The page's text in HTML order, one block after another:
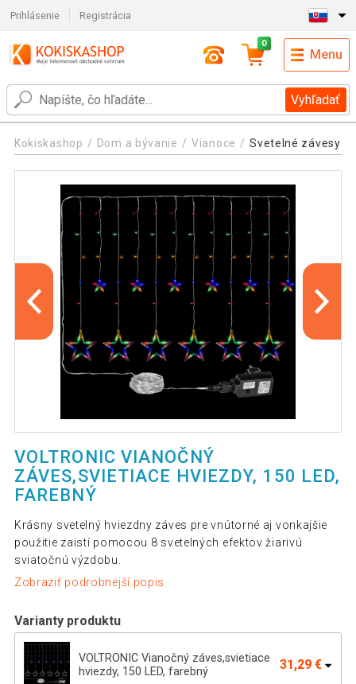
Prihlásenie Registrácia
Vyhľadať
0
Menu
Kokiskashop Dom a bývanie Vianoce Svetelné závesy
VOLTRONIC VIANOČNÝ
ZÁVES,SVIETIACE HVIEZDY, 150 LED,
FAREBNÝ
Krásny svetelný hviezdny záves pre vnútorné aj vonkajšie
použitie zaistí pomocou 8 svetelných efektov žiarivú
sviatočnú výzdobu.
Zobraziť podrobnejší popis
Varianty produktu
VOLTRONIC Vianočný záves,svietiace
hviezdy, 150 LED, farebný
31,29 €